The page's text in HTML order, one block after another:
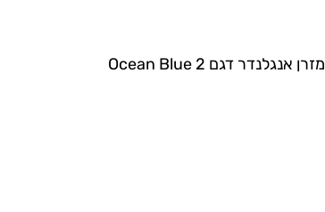
מזרן אנגלנדר דגם Ocean Blue 2